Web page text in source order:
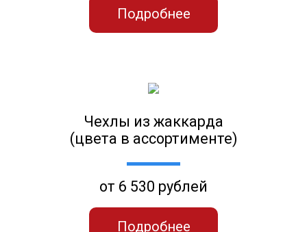
Подробнее
Чехлы из жаккарда
(цвета в ассортименте)
от 6 530 рублей
Подробнее